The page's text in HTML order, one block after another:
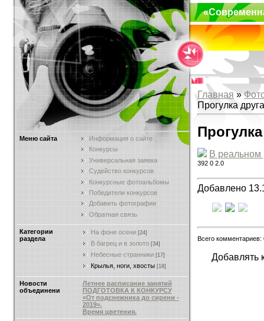
Меню сайта
Информация о сайте
Конкурсы
Универсальная заявка
Судейство конкурсов
Конкурсные фотоальбомы
Победители конкурсов
Добавить фотографии
Обратная связь
Категории
раздела
На фоне осени [24]
В багрец и в золото [34]
Небесные странники [17]
Крылья, ноги, хвосты [18]
Новости
объединени
Летнее расписание занятий
ПОДГОТОВКА К КОНКУРСУ
«От подснежника до сирени -
2019».
Время цветения.
Главная»
Прогулка друга
В
392 0 2.0
Добавлено
Всего комментариев:
Добавлять